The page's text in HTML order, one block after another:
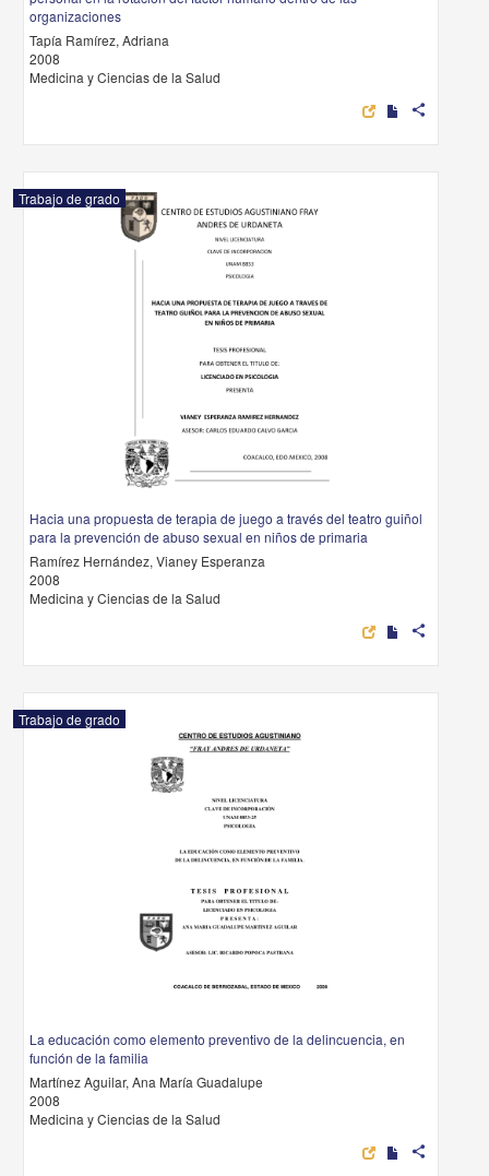
organizaciones
Tapía Ramírez, Adriana
2008
Medicina y Ciencias de la Salud
share
Trabajo de grado
Hacia una propuesta de terapia de juego a través del teatro guiñol
para la prevención de abuso sexual en niños de primaria
Ramírez Hernández, Vianey Esperanza
2008
Medicina y Ciencias de la Salud
share
Trabajo de grado
La educación como elemento preventivo de la delincuencia, en
función de la familia
Martínez Aguilar, Ana María Guadalupe
2008
Medicina y Ciencias de la Salud
share